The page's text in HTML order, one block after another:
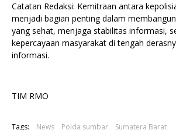
Catatan Redaksi: Kemitraan antara
menjadi bagian penting dalam
yang sehat, menjaga stabilitas informasi,
kepercayaan masyarakat di tengah
informasi.
TIM RMO
Tags: News Polda sumbar Sumatera Barat